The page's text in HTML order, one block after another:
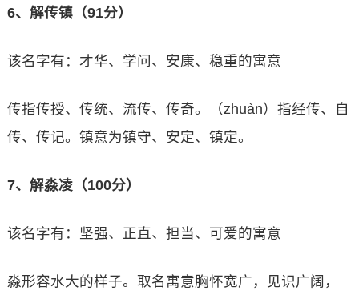
6、解传镇（91分）
该名字有：才华、学问、安康、稳重的寓意
传指传授、传统、流传、传奇。（zhuàn）指经传、自
传、传记。镇意为镇守、安定、镇定。
7、解淼凌（100分）
该名字有：坚强、正直、担当、可爱的寓意
淼形容水大的样子。取名寓意胸怀宽广，见识广阔，